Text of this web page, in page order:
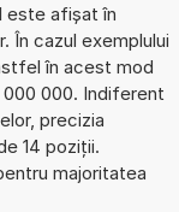
este afișat în
În cazul exemplului
în acest mod
000 000. Indiferent
precizia
14 poziții.
majoritatea